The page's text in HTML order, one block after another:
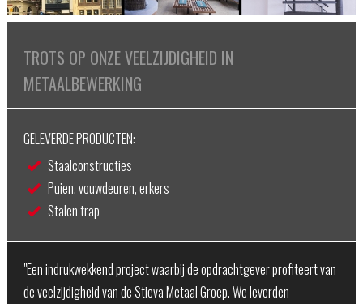
TROTS OP ONZE VEELZIJDIGHEID IN
METAALBEWERKING
GELEVERDE PRODUCTEN:
Staalconstructies
Puien, vouwdeuren, erkers
Stalen trap
"Een indrukwekkend project waarbij de opdrachtgever profiteert van
de veelzijdigheid van de Stieva Metaal Groep. We leverden